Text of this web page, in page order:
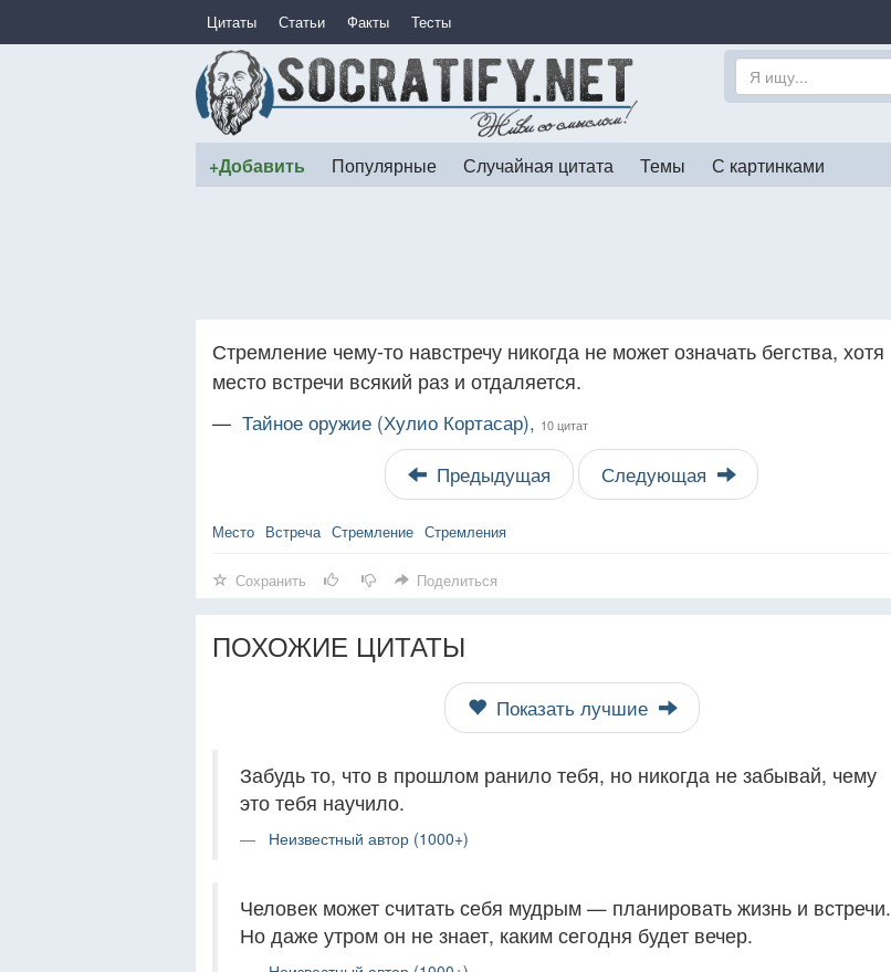
Цитаты Статьи Факты Тесты
+Добавить Популярные Случайная цитата Темы С картинками
Стремление чему-то навстречу никогда не может означать бегства, хотя
место встречи всякий раз и отдаляется.
— Тайное оружие (Хулио Кортасар), 10 цитат
Предыдущая Следующая
Место Встреча Стремление Стремления
Сохранить Поделиться
ПОХОЖИЕ ЦИТАТЫ
Показать лучшие
Забудь то, что в прошлом ранило тебя, но никогда не забывай, чему
это тебя научило.
Неизвестный автор (1000+)
Человек может считать себя мудрым — планировать жизнь и встречи.
Но даже утром он не знает, каким сегодня будет вечер.